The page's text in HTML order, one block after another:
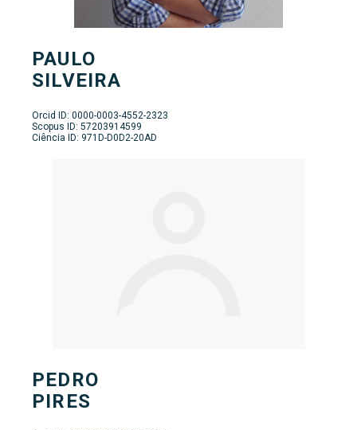
PAULO
SILVEIRA
Orcid ID: 0000-0003-4552-2323
Scopus ID: 57203914599
Ciência ID: 971D-D0D2-20AD
PEDRO
PIRES